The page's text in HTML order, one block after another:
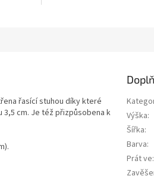
řasící stuhou díky které
cm. Je též přizpůsobena k
Výška:
Šířka:
Barva:
Prát ve: